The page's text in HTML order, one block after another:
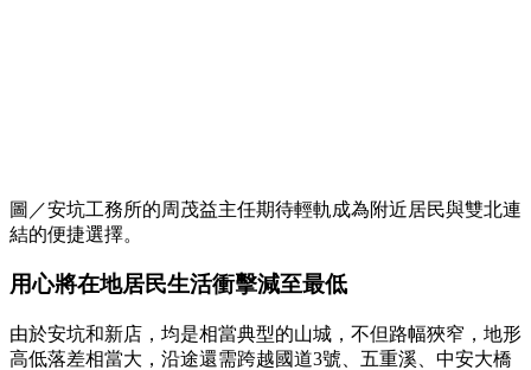
圖／安坑工務所的周茂益主任期待輕軌成為附近居民與雙北連
結的便捷選擇。
用心將在地居民生活衝擊減至最低
由於安坑和新店，均是相當典型的山城，不但路幅狹窄，地形
高低落差相當大，沿途還需跨越國道3號、五重溪、中安大橋